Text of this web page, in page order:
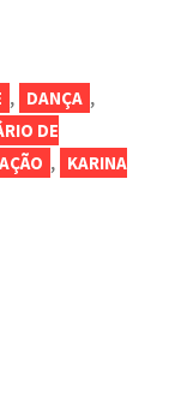
, DANÇA ,
DE
, KARINA